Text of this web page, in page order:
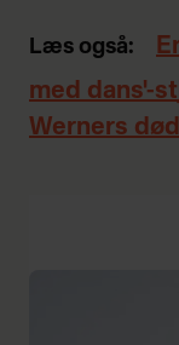
Læs også:
med dans'-
Werners død